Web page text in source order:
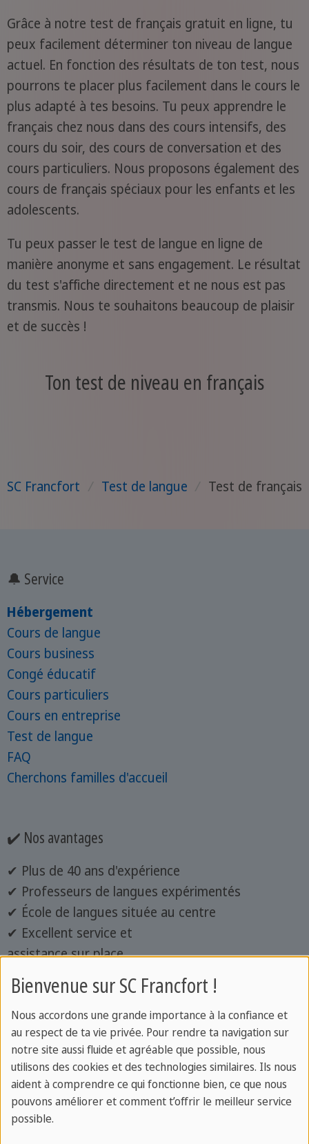
Grâce à notre test de français gratuit en ligne, tu
peux facilement déterminer ton niveau de langue
actuel. En fonction des résultats de ton test, nous
pourrons te placer plus facilement dans le cours le
plus adapté à tes besoins. Tu peux apprendre le
français chez nous dans des cours intensifs, des
cours du soir, des cours de conversation et des
cours particuliers. Nous proposons également des
cours de français spéciaux pour les enfants et les
adolescents.
Tu peux passer le test de langue en ligne de
manière anonyme et sans engagement. Le résultat
du test s'affiche directement et ne nous est pas
transmis. Nous te souhaitons beaucoup de plaisir
et de succès !
Ton test de niveau en français
SC Francfort / Test de langue / Test de français
🔔 Service
Hébergement
Cours de langue
Cours business
Congé éducatif
Cours particuliers
Cours en entreprise
Test de langue
FAQ
Cherchons familles d'accueil
✔️ Nos avantages
✔ Plus de 40 ans d'expérience
✔ Professeurs de langues expérimentés
✔ École de langues située au centre
✔ Excellent service et
assistance sur place
✔ Concept d'enseignement personnalisé
✔ Reconnaissance comme congé de formation
✔ Diversité linguistique sans limite
📧 Contact
Du lundi au vendredi
09:00 à 19:00
Bienvenue sur SC Francfort !
Nous accordons une grande importance à la confiance et
au respect de ta vie privée. Pour rendre ta navigation sur
notre site aussi fluide et agréable que possible, nous
utilisons des cookies et des technologies similaires. Ils nous
aident à comprendre ce qui fonctionne bien, ce que nous
pouvons améliorer et comment t’offrir le meilleur service
possible.